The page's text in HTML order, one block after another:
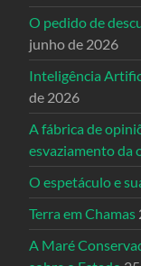
O pedido de
junho de 2026
Inteligência
de 2026
A fábrica de
esvaziamento da
O espetáculo e
Terra em Chamas
A Maré